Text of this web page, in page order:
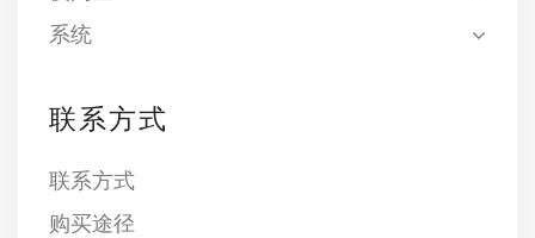
系统
联系方式
联系方式
购买途径